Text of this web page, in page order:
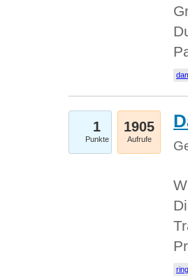
1
Punkte
1905
Aufrufe
ring